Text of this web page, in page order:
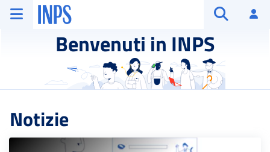
Vai al menu principale
Vai al contenuto principale
Vai al pie' di pagina
INPS ()
Benvenuti in INPS
Notizie